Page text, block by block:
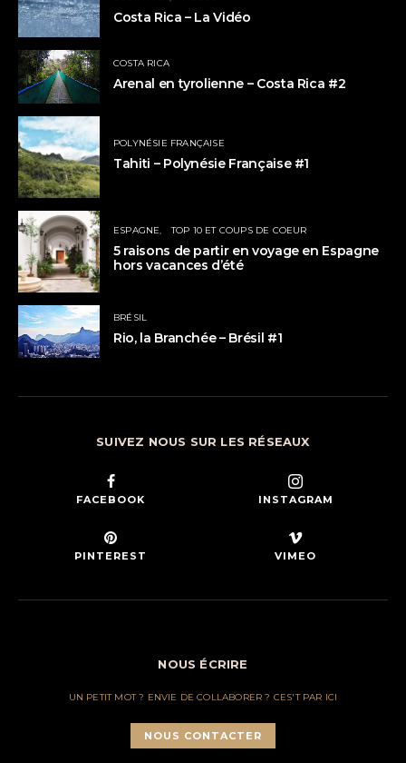
Costa Rica – La Vidéo
COSTA RICA
Arenal en tyrolienne – Costa Rica #2
POLYNÉSIE FRANÇAISE
Tahiti – Polynésie Française #1
ESPAGNE TOP 10 ET COUPS DE COEUR
5 raisons de partir en voyage en Espagne
hors vacances d’été
BRÉSIL
Rio, la Branchée – Brésil #1
SUIVEZ NOUS SUR LES RÉSEAUX
FACEBOOK INSTAGRAM
PINTEREST VIMEO
NOUS ÉCRIRE
UN PETIT MOT ? ENVIE DE COLLABORER ? CES'T PAR ICI
NOUS CONTACTER